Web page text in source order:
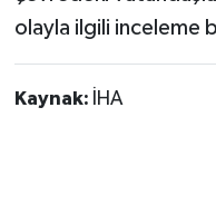
olayla ilgili inceleme
Kaynak: İHA